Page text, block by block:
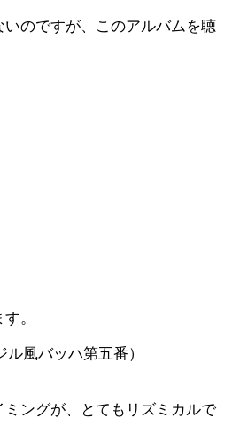
のですが、このアルバムを聴
。
風バッハ第五番）
ングが、とてもリズミカルで